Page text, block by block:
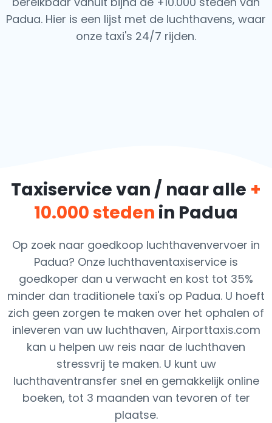
Padua. Hier is een lijst met de luchthavens, waar
onze taxi's 24/7 rijden.
Taxiservice van / naar alle +
10.000 steden in Padua
Op zoek naar goedkoop luchthavenvervoer in
Padua? Onze luchthaventaxiservice is
goedkoper dan u verwacht en kost tot 35%
minder dan traditionele taxi's op Padua. U hoeft
zich geen zorgen te maken over het ophalen of
inleveren van uw luchthaven, Airporttaxis.com
kan u helpen uw reis naar de luchthaven
stressvrij te maken. U kunt uw
luchthaventransfer snel en gemakkelijk online
boeken, tot 3 maanden van tevoren of ter
plaatse.